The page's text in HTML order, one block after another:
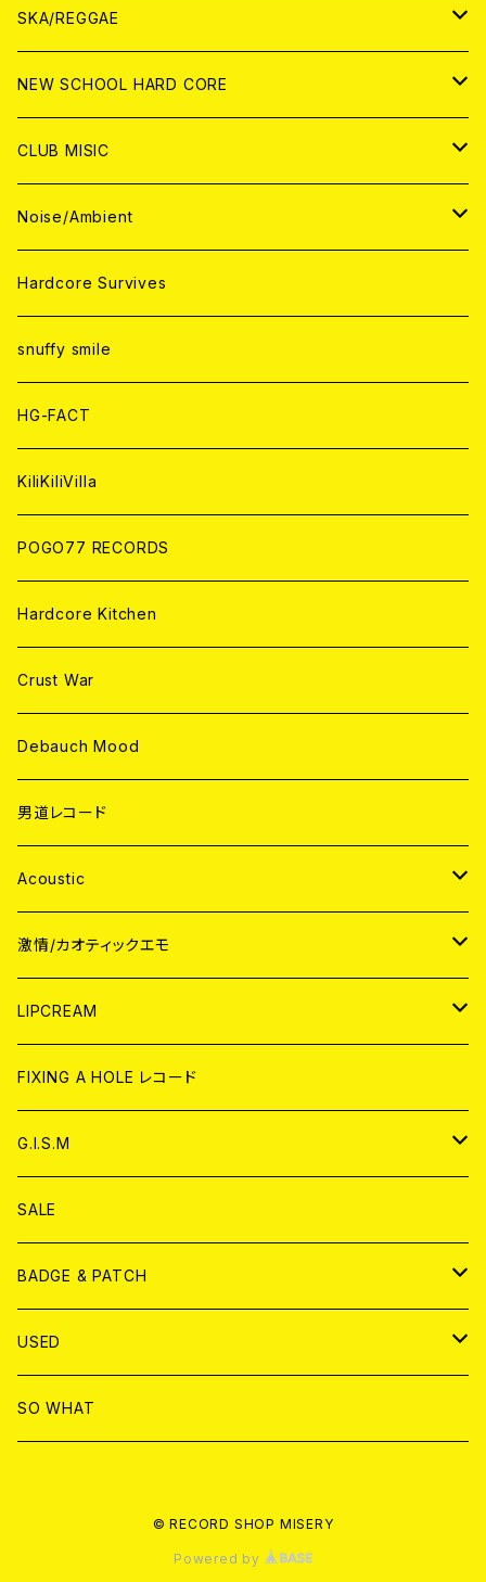
ANALOG
ANALOG
ANALOG
CD
CD
ANALOG
WORLD
CD
ANALOG
JAPAN
CD
ANALOG
WORLD
CD
ANALOG
SKA/REGGAE
JAPAN
CD
ANALOG
WORLD
CD
ANALOG
NEW SCHOOL HARD CORE
JAPAN
CD
ANALOG
WORLD
CD
ANALOG
CLUB MISIC
JAPAN
CD
ANALOG
WORLD
CD
ANALOG
Noise/Ambient
JAPAN
CD
ANALOG
WORLD
CD
ANALOG
Hardcore Survives
snuffy smile
HG-FACT
KiliKiliVilla
POGO77 RECORDS
Hardcore Kitchen
Crust War
Debauch Mood
男道レコード
Acoustic
JAPAN
CD
ANALOG
WORLD
CD
ANALOG
激情/カオティックエモ
JAPAN
CD
ANALOG
WORLD
CD
ANALOG
LIPCREAM
CD
アナログ
DVD
T-shirt & WEAR
FIXING A HOLE レコード
G.I.S.M
CD
ANALOG
T-SHIRT & WEAR
DVD
SALE
BADGE & PATCH
BADGE
PATCH
USED
書籍
SO WHAT
© RECORD SHOP MISERY
Powered by